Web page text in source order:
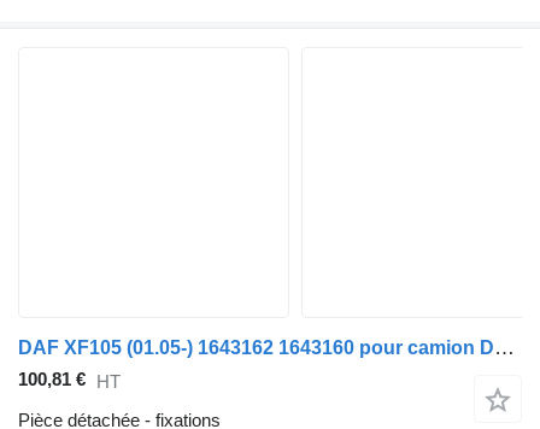
DAF XF105 (01.05-) 1643162 1643160 pour camion DAF XF95, XF105 (2001-2014)
100,81 € HT
Pièce détachée - fixations